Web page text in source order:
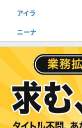
アイラ
ニーナ